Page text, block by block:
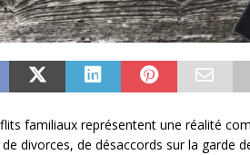
familiaux représentent une réalité
de divorces, de désaccords sur la garde